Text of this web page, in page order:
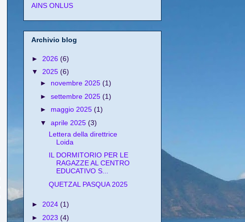
AINS ONLUS
Archivio blog
► 2026 (6)
▼ 2025 (6)
► novembre 2025 (1)
► settembre 2025 (1)
► maggio 2025 (1)
▼ aprile 2025 (3)
Lettera della direttrice
Loida
IL DORMITORIO PER LE
RAGAZZE AL CENTRO
EDUCATIVO S...
QUETZAL PASQUA 2025
► 2024 (1)
► 2023 (4)